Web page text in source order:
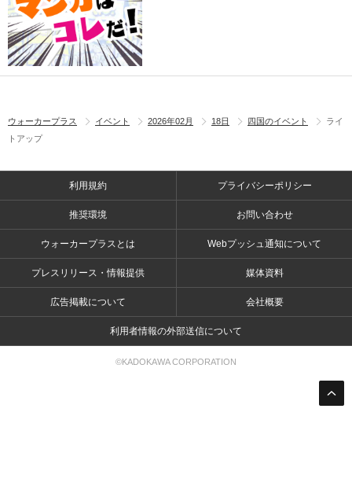
ウォーカープラス イベント 2026年02月 18日 四国のイベント
ライ
トアップ
利用規約 プライバシーポリシー
推奨環境 お問い合わせ
ウォーカープラスとは Webプッシュ通知について
プレスリリース・情報提供 媒体資料
広告掲載について 会社概要
利用者情報の外部送信について
©KADOKAWA CORPORATION